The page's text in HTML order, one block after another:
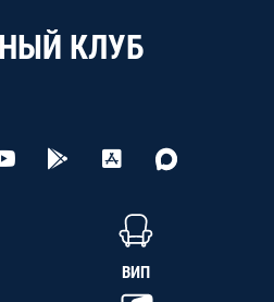
КЛУБ
ВИП